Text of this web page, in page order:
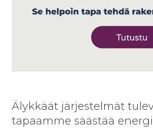
Älykkäät järjestelmät
tapaamme säästää